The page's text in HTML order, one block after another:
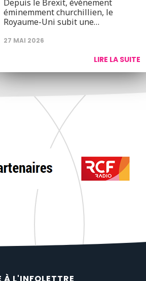
Depuis le Brexit, évènement
éminemment churchillien, le
Royaume-Uni subit une…
27 MAI 2026
LIRE LA SUITE